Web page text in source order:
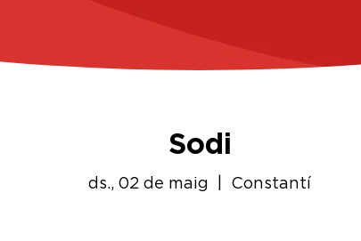
Sodi
ds., 02 de maig Constantí